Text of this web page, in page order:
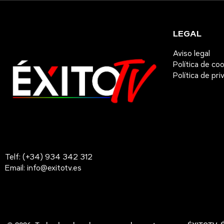
Telf: (+34) 934 342 312
Email: info@exitotv.es
LEGAL
Aviso legal
Política de
Política de